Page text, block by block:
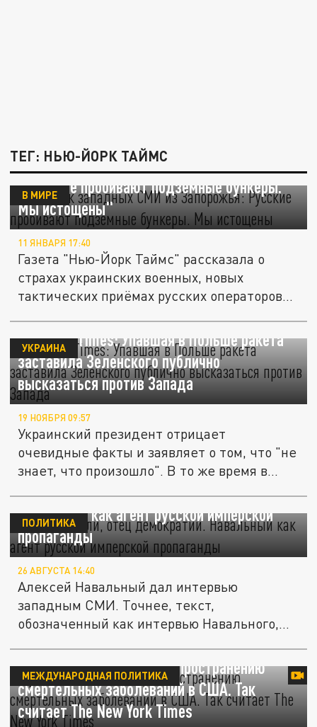
ТЕГ: НЬЮ-ЙОРК ТАЙМС
Репортаж западных СМИ из Запорожья:
"Русские пробивают подземные бункеры.
Мы истощены"
В МИРЕ
11 ЯНВАРЯ 17:40
Газета "Нью-Йорк Таймс" рассказала о
страхах украинских военных, новых
тактических приёмах русских операторов...
New York Times: Упавшая в Польше ракета
заставила Зеленского публично
высказаться против Запада
УКРАИНА
19 НОЯБРЯ 09:57
Украинский президент отрицает
очевидные факты и заявляет о том, что "не
знает, что произошло". В то же время в...
"Гигант мысли, отец демократии".
Навальный как агент русской имперской
пропаганды
ПОЛИТИКА
26 АВГУСТА 14:40
Алексей Навальный дал интервью
западным СМИ. Точнее, текст,
обозначенный как интервью Навального,
Путин способствовал распространению
смертельных заболеваний в США. Так
считает The New York Times
МЕЖДУНАРОДНАЯ ПОЛИТИКА